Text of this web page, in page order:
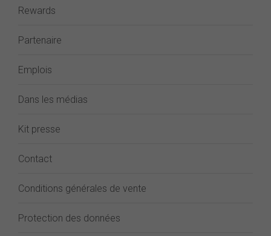
Rewards
Partenaire
Emplois
Dans les médias
Kit presse
Contact
Conditions générales de vente
Protection des données